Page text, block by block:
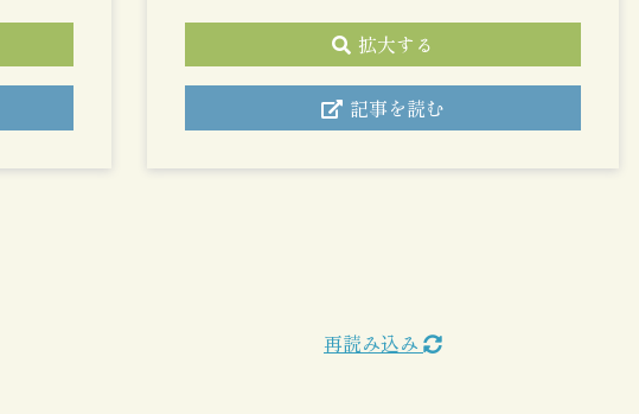
拡大する
記事を読む
再読み込み